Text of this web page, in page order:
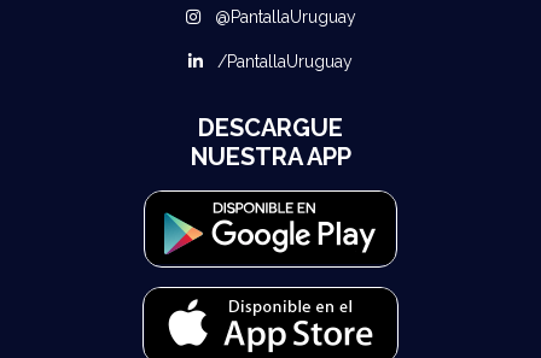
@PantallaUruguay
/PantallaUruguay
DESCARGUE
NUESTRA APP